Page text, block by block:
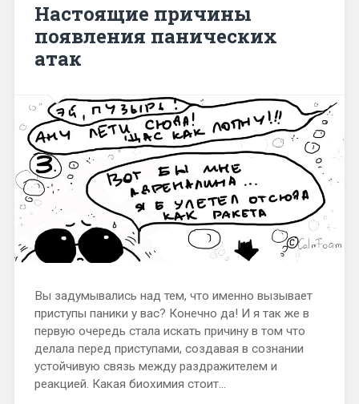
Настоящие причины
появления панических
атак
Вы задумывались над тем, что именно вызывает
приступы паники у вас? Конечно да! И я так же в
первую очередь стала искать причину в том что
делала перед приступами, создавая в сознании
устойчивую связь между раздражителем и
реакцией. Какая биохимия стоит…